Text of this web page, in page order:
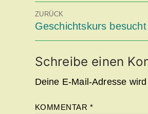
ZURÜCK
Vorheriger
Geschichtskurs
Schreibe einen
Deine E-Mail-Adresse
KOMMENTAR *